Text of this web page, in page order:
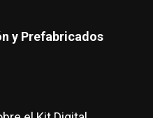
y Prefabricados